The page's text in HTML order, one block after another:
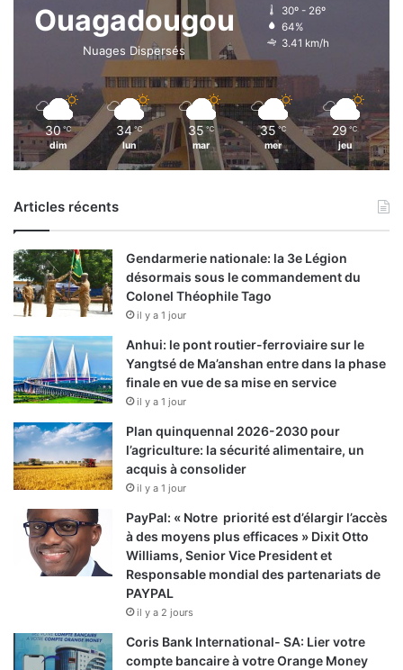
l
a
t
s
u
f
f
i
c
e
a
l
i
m
d
a
Ouagadougou
Nuages Dispersés
30º - 26º
64%
3.41 km/h
30 ℃
dim
34 ℃
lun
35 ℃
mar
35 ℃
mer
29 ℃
jeu
Articles récents
Gendarmerie nationale: la 3e Légion
désormais sous le commandement du
Colonel Théophile Tago
il y a 1 jour
Anhui: le pont routier-ferroviaire sur le
Yangtsé de Ma’anshan entre dans la phase
finale en vue de sa mise en service
il y a 1 jour
Plan quinquennal 2026-2030 pour
l’agriculture: la sécurité alimentaire, un
acquis à consolider
il y a 1 jour
PayPal: « Notre priorité est d’élargir l’accès
à des moyens plus efficaces » Dixit Otto
Williams, Senior Vice President et
Responsable mondial des partenariats de
PAYPAL
il y a 2 jours
Coris Bank International- SA: Lier votre
compte bancaire à votre Orange Money